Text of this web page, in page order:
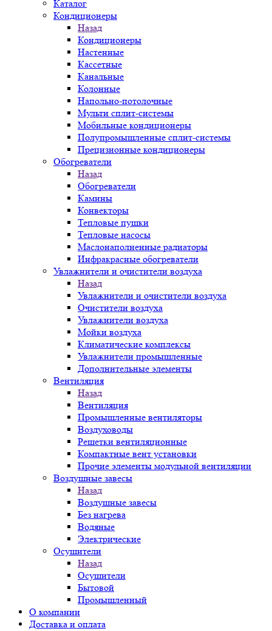
Каталог
Кондиционеры
Назад
Кондиционеры
Настенные
Кассетные
Канальные
Колонные
Напольно-потолочные
Мульти сплит-системы
Мобильные кондиционеры
Полупромышленные сплит-системы
Прецизионные кондиционеры
Обогреватели
Назад
Обогреватели
Камины
Конвекторы
Тепловые пушки
Тепловые насосы
Маслонаполненные радиаторы
Инфракрасные обогреватели
Увлажнители и очистители воздуха
Назад
Увлажнители и очистители воздуха
Очистители воздуха
Увлажнители воздуха
Мойки воздуха
Климатические комплексы
Увлажнители промышленные
Дополнительные элементы
Вентиляция
Назад
Вентиляция
Промышленные вентиляторы
Воздуховоды
Решетки вентиляционные
Компактные вент установки
Прочие элементы модульной вентиляции
Воздушные завесы
Назад
Воздушные завесы
Без нагрева
Водяные
Электрические
Осушители
Назад
Осушители
Бытовой
Промышленный
О компании
Доставка и оплата